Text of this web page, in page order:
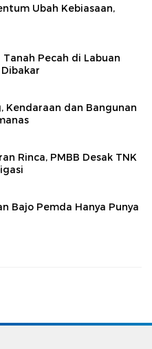
Ubah Kebiasaan,
Pecah di Labuan
Kendaraan dan Bangunan
Rinca, PMBB Desak TNK
Bajo Pemda Hanya Punya